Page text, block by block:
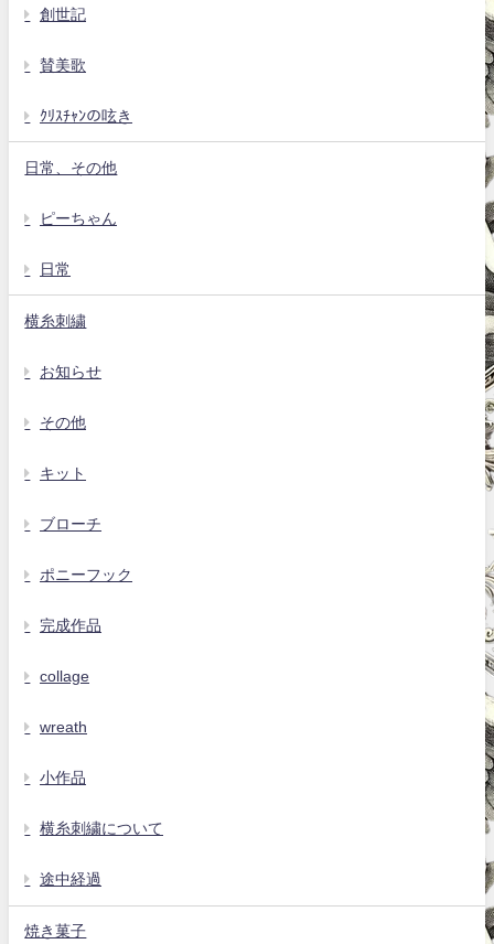
創世記
賛美歌
ｸﾘｽﾁｬﾝの呟き
日常、その他
ピーちゃん
日常
横糸刺繍
お知らせ
その他
キット
ブローチ
ポニーフック
完成作品
collage
wreath
小作品
横糸刺繍について
途中経過
焼き菓子